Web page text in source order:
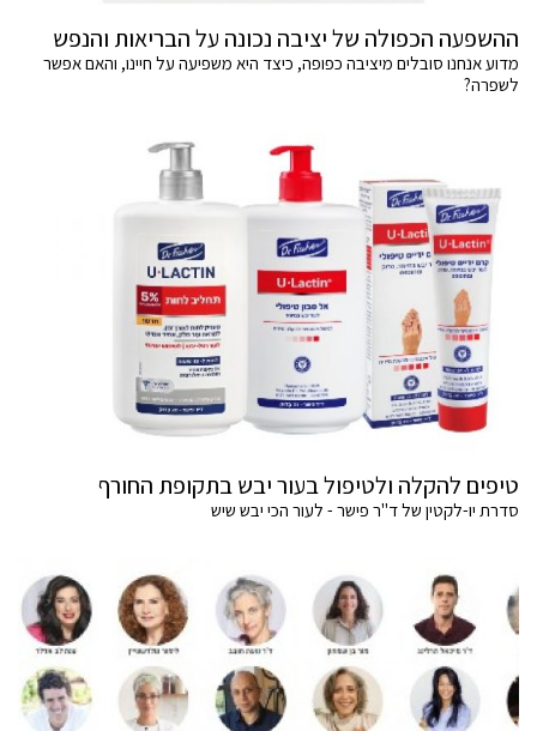
ההשפעה הכפולה של יציבה נכונה על הבריאות והנפש
מדוע אנחנו סובלים מיציבה כפופה, כיצד היא משפיעה על חיינו, והאם אפשר
לשפרה?
טיפים להקלה ולטיפול בעור יבש בתקופת החורף
סדרת יו-לקטין של ד"ר פישר - לעור הכי יבש שיש